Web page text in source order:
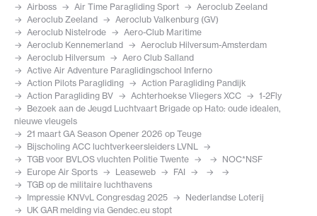
Airboss
Air Time Paragliding Sport
Aeroclub Zeeland
Aeroclub Zeeland
Aeroclub Valkenburg (GV)
Aeroclub Nistelrode
Aero-Club Maritime
Aeroclub Kennemerland
Aeroclub Hilversum-Amsterdam
Aeroclub Hilversum
Aero Club Salland
Active Air Adventure Paraglidingschool Inferno
Action Pilots Paragliding
Action Paragliding Pandijk
Action Paragliding BV
Achterhoekse Vliegers XCC
1-2Fly
Bezoek aan de Jeugd Luchtvaart Brigade op Hato: oude idealen,
nieuwe vleugels
21 maart GA Season Opener 2026 op Teuge
Bijscholing ACC luchtverkeersleiders LVNL
TGB voor BVLOS vluchten Politie Twente
NOC*NSF
Europe Air Sports
Leaseweb
FAI
TGB op de militaire luchthavens
Impressie KNVvL Congresdag 2025
Nederlandse Loterij
UK GAR melding via Gendec.eu stopt